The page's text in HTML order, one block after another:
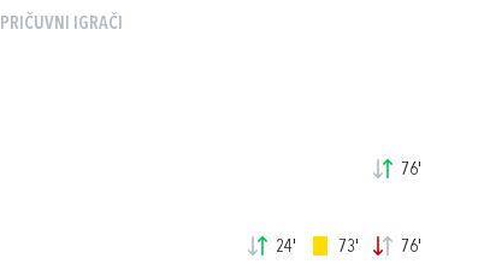
PRIČUVNI IGRAČI
76'
24' 73' 76'